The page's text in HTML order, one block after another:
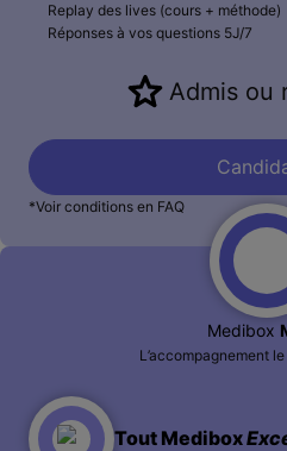
Replay des lives (cours + méthode)
Réponses à vos questions 5J/7
Admis ou
*Voir conditions en FAQ
Medibox
L’accompagnement
Tout Medibox